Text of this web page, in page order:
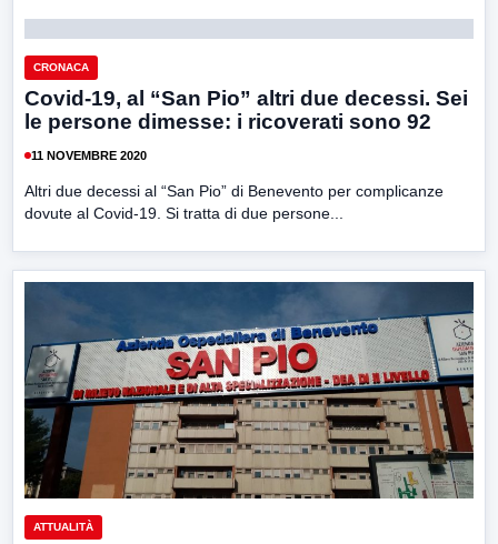
CRONACA
Covid-19, al “San Pio” altri due decessi. Sei
le persone dimesse: i ricoverati sono 92
11 NOVEMBRE 2020
Altri due decessi al “San Pio” di Benevento per complicanze
dovute al Covid-19. Si tratta di due persone...
ATTUALITÀ